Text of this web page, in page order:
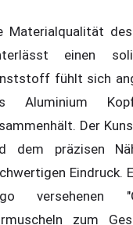
Materialqualität
einen
fühlt sich
Aluminium
Der
dem präzisen
Eindruck.
versehenen
zum